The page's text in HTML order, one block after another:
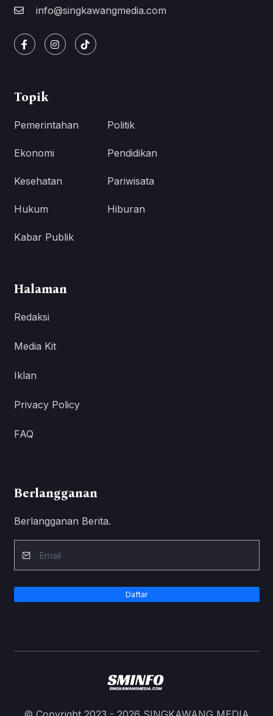
info@singkawangmedia.com
Topik
Pemerintahan Politik
Ekonomi Pendidikan
Kesehatan Pariwisata
Hukum Hiburan
Kabar Publik
Halaman
Redaksi
Media Kit
Iklan
Privacy Policy
FAQ
Berlangganan
Berlangganan Berita.
Daftar